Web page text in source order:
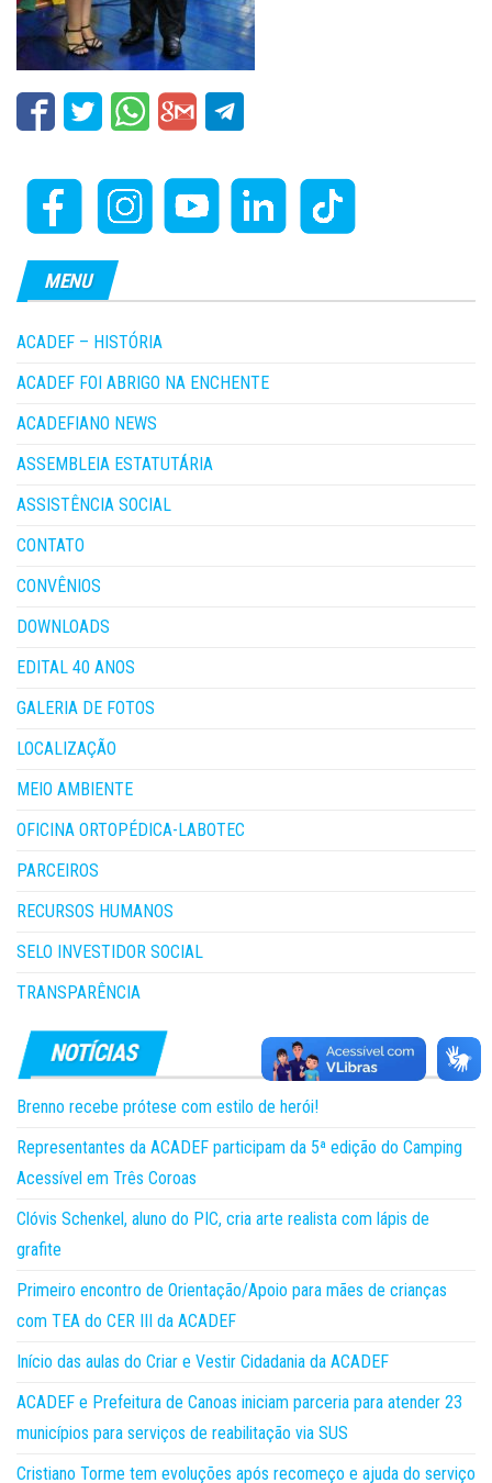
MENU
ACADEF – HISTÓRIA
ACADEF FOI ABRIGO NA ENCHENTE
ACADEFIANO NEWS
ASSEMBLEIA ESTATUTÁRIA
ASSISTÊNCIA SOCIAL
CONTATO
CONVÊNIOS
DOWNLOADS
EDITAL 40 ANOS
GALERIA DE FOTOS
LOCALIZAÇÃO
MEIO AMBIENTE
OFICINA ORTOPÉDICA-LABOTEC
PARCEIROS
RECURSOS HUMANOS
SELO INVESTIDOR SOCIAL
TRANSPARÊNCIA
Brenno recebe prótese com estilo de herói!
Representantes da ACADEF participam da 5ª edição do Camping
Acessível em Três Coroas
Clóvis Schenkel, aluno do PIC, cria arte realista com lápis de
grafite
Primeiro encontro de Orientação/Apoio para mães de crianças
com TEA do CER III da ACADEF
Início das aulas do Criar e Vestir Cidadania da ACADEF
ACADEF e Prefeitura de Canoas iniciam parceria para atender 23
municípios para serviços de reabilitação via SUS
Cristiano Torme tem evoluções após recomeço e ajuda do serviço